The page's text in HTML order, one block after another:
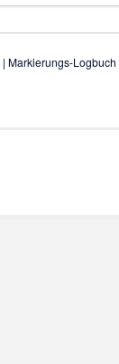
| Markierungs-Logbuch